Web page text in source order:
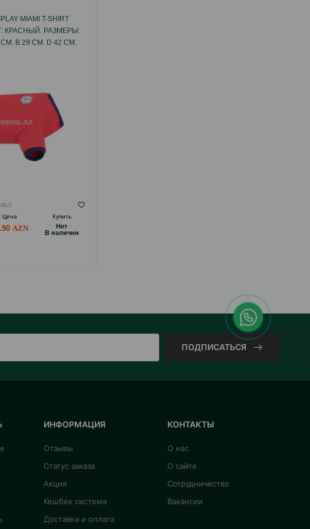
MIAMI T-SHIRT
КРАСНЫЙ. РАЗМЕРЫ:
СМ. B 29 СМ. D 42 СМ.
Цена
Купить
Hет
B наличии
ПОДПИСАТЬСЯ
ИНФОРМАЦИЯ
Отзывы
Статус заказа
Акция
Кешбек система
Доставка и оплата
КОНТАКТЫ
О нас
О сайте
Сотрудничество
Вакансии